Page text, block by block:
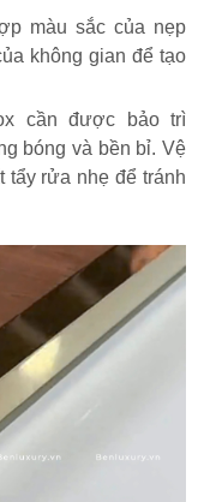
màu sắc của nẹp
không gian để tạo
cần được bảo trì
bóng và bền bỉ. Vệ
tẩy rửa nhẹ để tránh